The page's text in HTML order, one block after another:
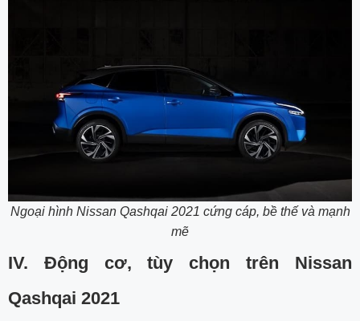
Ngoại hình Nissan Qashqai 2021 cứng cáp, bề thế và mạnh
mẽ
IV. Động cơ, tùy chọn trên Nissan
Qashqai 2021